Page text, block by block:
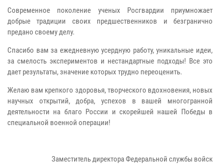
Современное поколение ученых Росгвардии приумножает
добрые традиции своих предшественников и безгранично
предано своему делу.
Спасибо вам за ежедневную усердную работу, уникальные идеи,
за смелость экспериментов и нестандартные подходы! Все это
дает результаты, значение которых трудно переоценить.
Желаю вам крепкого здоровья, творческого вдохновения, новых
научных открытий, добра, успехов в вашей многогранной
деятельности на благо России и скорейшей нашей Победы в
специальной военной операции!
Заместитель директора Федеральной службы войск